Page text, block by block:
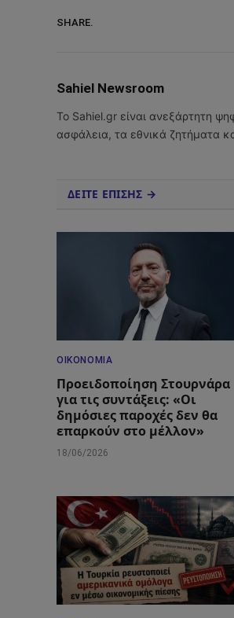
SHARE.
Sahiel Newsroom
Το Sahiel.gr είναι ανεξάρτητη
ασφάλεια, τα εθνικά ζητήματα
ΔΕΙΤΕ ΕΠΙΣΗΣ →
ΟΙΚΟΝΟΜΊΑ
Προειδοποίηση Στουρνάρα
για τις συντάξεις: «Οι
δημόσιες παροχές δεν θα
επαρκούν στο μέλλον»
18/06/2026